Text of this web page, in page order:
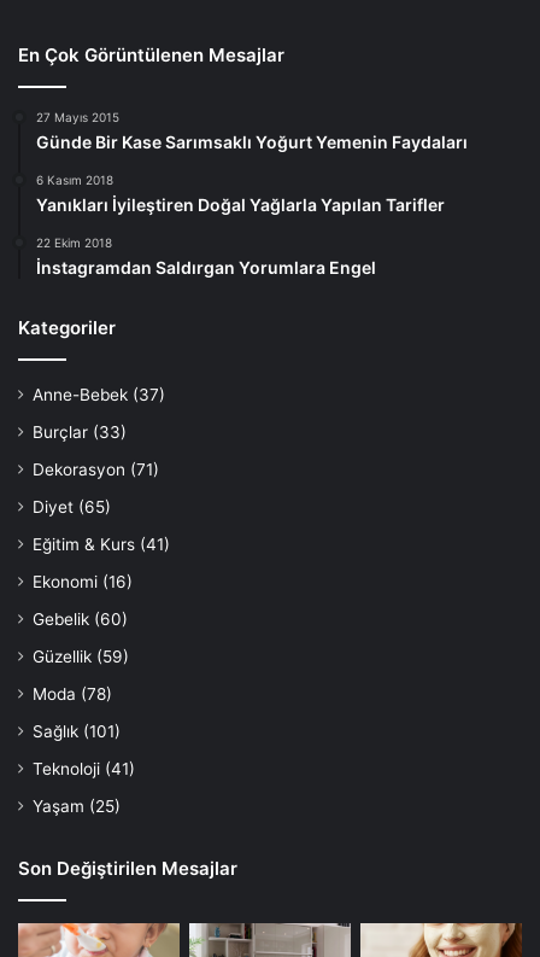
En Çok Görüntülenen Mesajlar
27 Mayıs 2015
Günde Bir Kase Sarımsaklı Yoğurt Yemenin Faydaları
6 Kasım 2018
Yanıkları İyileştiren Doğal Yağlarla Yapılan Tarifler
22 Ekim 2018
İnstagramdan Saldırgan Yorumlara Engel
Kategoriler
Anne-Bebek (37)
Burçlar (33)
Dekorasyon (71)
Diyet (65)
Eğitim & Kurs (41)
Ekonomi (16)
Gebelik (60)
Güzellik (59)
Moda (78)
Sağlık (101)
Teknoloji (41)
Yaşam (25)
Son Değiştirilen Mesajlar